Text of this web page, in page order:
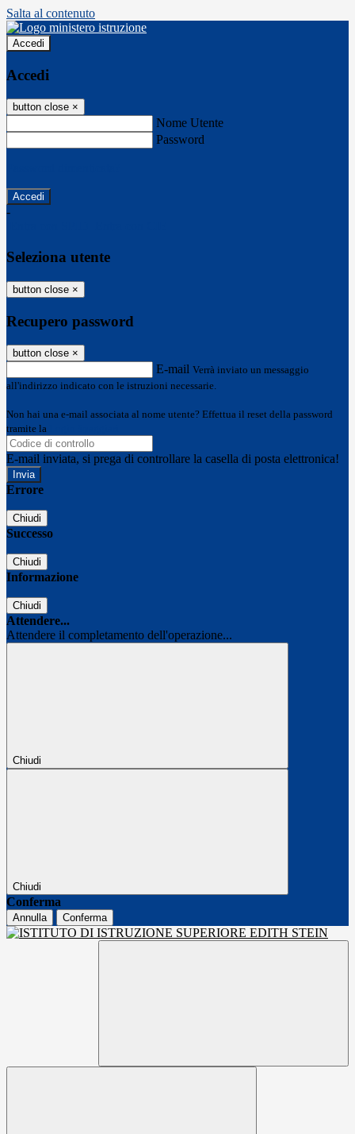
Salta al contenuto
Accedi
Accedi
button close ×
Nome Utente
Password
-
Seleziona utente
button close ×
Recupero password
button close ×
E-mail Verrà inviato un messaggio
all'indirizzo indicato con le istruzioni necessarie.
Non hai una e-mail associata al nome utente? Effettua il reset della password
tramite la
E-mail inviata, si prega di controllare la casella di posta elettronica!
Errore
Chiudi
Successo
Chiudi
Informazione
Chiudi
Attendere...
Attendere il completamento dell'operazione...
Chiudi
Chiudi
Conferma
Annulla Conferma